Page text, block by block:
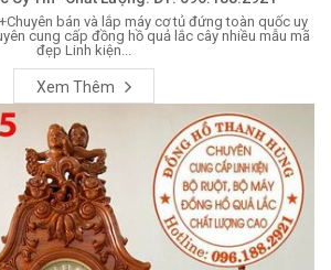
bán và lắp máy cơ tủ đứng toàn quốc uy
cung cấp đồng hồ quả lắc cây nhiều mẫu mã
đẹp Linh kiện...
Xem Thêm